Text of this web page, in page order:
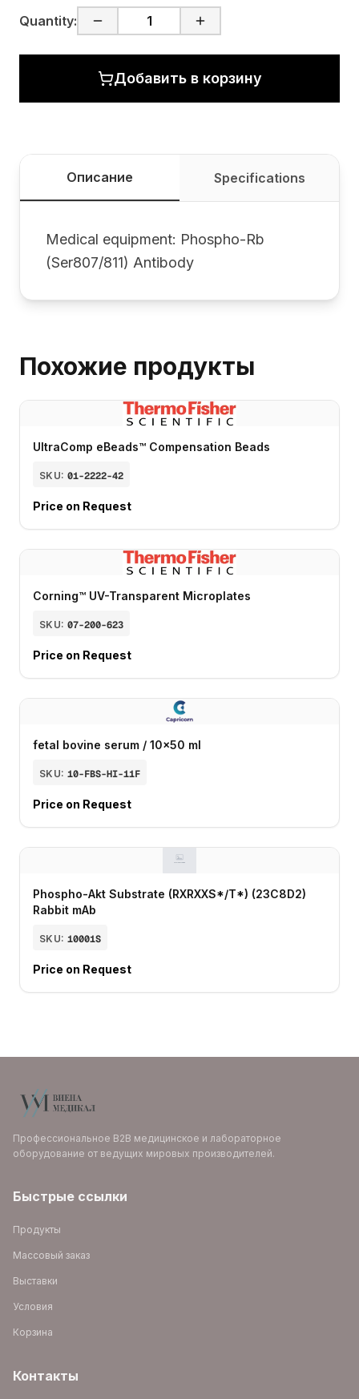
Quantity:
Добавить в корзину
Описание Specifications
Medical equipment: Phospho-Rb
(Ser807/811) Antibody
Похожие продукты
UltraComp eBeads™ Compensation Beads
SKU: 01-2222-42
Price on Request
Corning™ UV-Transparent Microplates
SKU: 07-200-623
Price on Request
fetal bovine serum / 10x50 ml
SKU: 10-FBS-HI-11F
Price on Request
Phospho-Akt Substrate (RXRXXS*/T*) (23C8D2)
Rabbit mAb
SKU: 10001S
Price on Request
Профессиональное B2B медицинское и лабораторное
оборудование от ведущих мировых производителей.
Быстрые ссылки
Продукты
Массовый заказ
Выставки
Условия
Корзина
Контакты